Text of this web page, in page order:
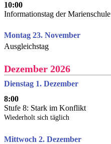
10:00
Informationstag der Marienschule
Montag 23. November
Ausgleichstag
Dezember 2026
Dienstag 1. Dezember
8:00
Stufe 8: Stark im Konflikt
Wiederholt sich täglich
Mittwoch 2. Dezember